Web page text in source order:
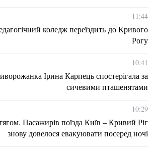
11:44
коледж переїздить до Кривого
Рогу
10:41
Ірина Карпець спостерігала за
сичевими пташенятами
10:29
Пасажирів поїзда Київ – Кривий Ріг
знову довелося евакуювати посеред ночі